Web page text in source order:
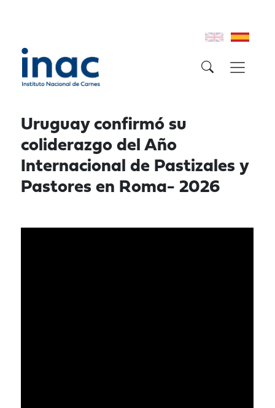
Uruguay confirmó su
coliderazgo del Año
Internacional de Pastizales y
Pastores en Roma- 2026